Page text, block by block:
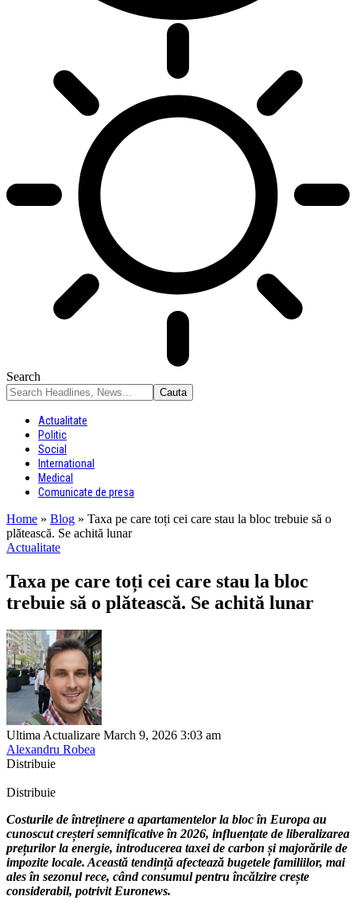
Search
Actualitate
Politic
Social
International
Medical
Comunicate de presa
Home » Blog » Taxa pe care toți cei care stau la bloc trebuie să o
plătească. Se achită lunar
Actualitate
Taxa pe care toți cei care stau la bloc
trebuie să o plătească. Se achită lunar
Ultima Actualizare March 9, 2026 3:03 am
Alexandru Robea
Distribuie
Distribuie
Costurile de întreținere a apartamentelor la bloc în Europa au
cunoscut creșteri semnificative în 2026, influențate de liberalizarea
prețurilor la energie, introducerea taxei de carbon și majorările de
impozite locale. Această tendință afectează bugetele familiilor, mai
ales în sezonul rece, când consumul pentru încălzire crește
considerabil, potrivit Euronews.